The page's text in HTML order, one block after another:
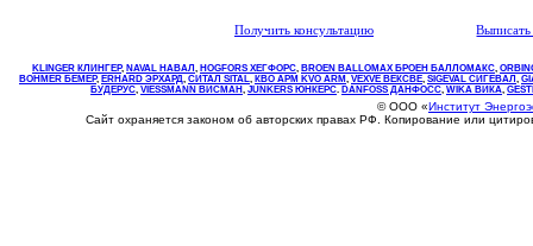
Получить консультацию
KLINGER КЛИНГЕР, NAVAL НАВАЛ , НOGFORS ХЕГФОРС, BROEN BALLOMAX БРОЕН БАЛЛОМАКС,
BOHMER БЕМЕР, ERHARD ЭРХАРД, СИТАЛ SITAL, КВО АРМ KVO ARM, VEXVE ВЕКСВЕ, SIGEVAL СИГЕВАЛ ,
БУДЕРУС, VIESSMANN ВИСМАН , JUNKERS ЮНКЕРС. DANFOSS ДАНФОСС, WIKA ВИКА,
© ООО «Институт
Сайт охраняется законом об авторских правах РФ. Копирование или